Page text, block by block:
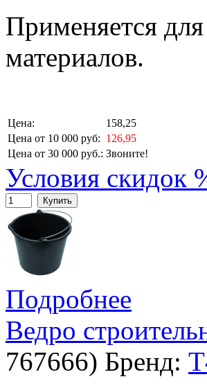
Применяется
материалов.
Цена:
158,25
Цена от 10 000 руб: 126,95
Цена от 30 000 руб.: Звоните!
Условия скидок
Купить
Подробнее
Ведро
767666) Бренд: